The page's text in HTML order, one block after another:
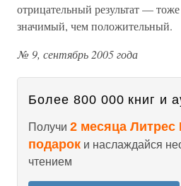
отрицательный результат — тоже
значимый, чем положительный.
№ 9, сентябрь 2005 года
Более 800 000 книг и
Получи 2 месяца Литрес
подарок и наслаждайся
чтением